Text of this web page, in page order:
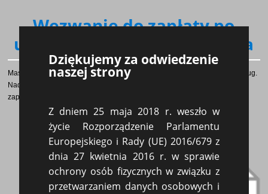
Dziękujemy za odwiedzenie
naszej strony
Z dniem 25 maja 2018 r. weszło w
życie Rozporządzenie Parlamentu
Europejskiego i Rady (UE) 2016/679 z
dnia 27 kwietnia 2016 r. w sprawie
ochrony osób fizycznych w związku z
przetwarzaniem danych osobowych i
Wezwanie do zapłaty po
ukraińsku платіжна вимога
Masz kontrahenta zagranicznego i chcesz w sposób formalny odzyskać dług.
Nadaj do niego wezwanie do zapłaty. Poniżej zamieszamy wezwanie do
zapłaty w języku ukraińskim.